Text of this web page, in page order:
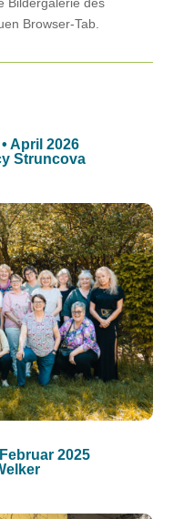
Browser-Tab.
April 2026
Struncova
2025